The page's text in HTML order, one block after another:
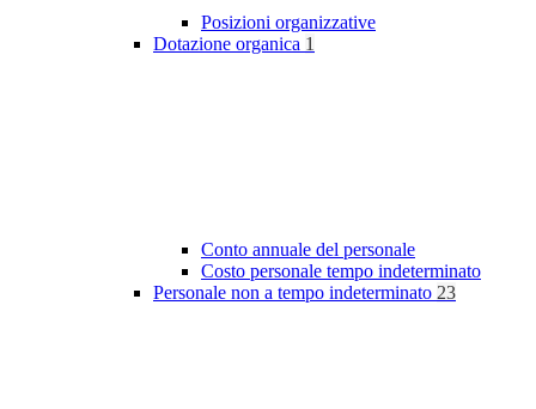
Posizioni organizzative
Dotazione organica 1
Conto annuale del personale
Costo personale tempo indeterminato
Personale non a tempo indeterminato 23